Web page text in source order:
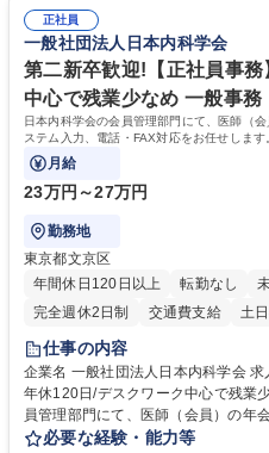
るので安心して入行いただけます。
や社内副業等を活用し、 一人ひとり
ます。 学歴・資格 学歴：大学院 大学 高専 短大 専修学校 高校 語学力：
資格：
正社員
一般社団法人日本内科学会
第二新卒歓迎!【正社員事
中心で残業少なめ 一般事務
日本内科学会の会員管理部門にて、医師（
ステム入力、電話・FAX対応をお任せしま
などにも幅広く携わっていただきます。
月給
23万円～27万円
勤務地
東京都文京区
年間休日120日以上
転勤なし
完全週休2日制
交通費支給 土
仕事の内容
企業名 一般社団法人日本内科学会 求人名 第二新卒歓迎！【正社員事務】
年休120日/デスクワーク中心で残業少なめ 仕事の内容 日本内
員管理部門にて、医師（会員）の年
テム入力、電話・FAX対応をお任せ
必要な経験・能力等